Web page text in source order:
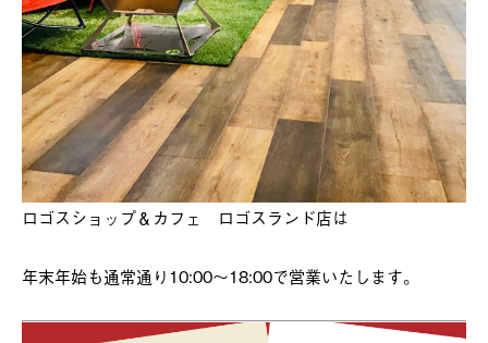
ロゴスショップ＆カフェ ロゴスランド店は
年末年始も通常通り10:00～18:00で営業いたします。